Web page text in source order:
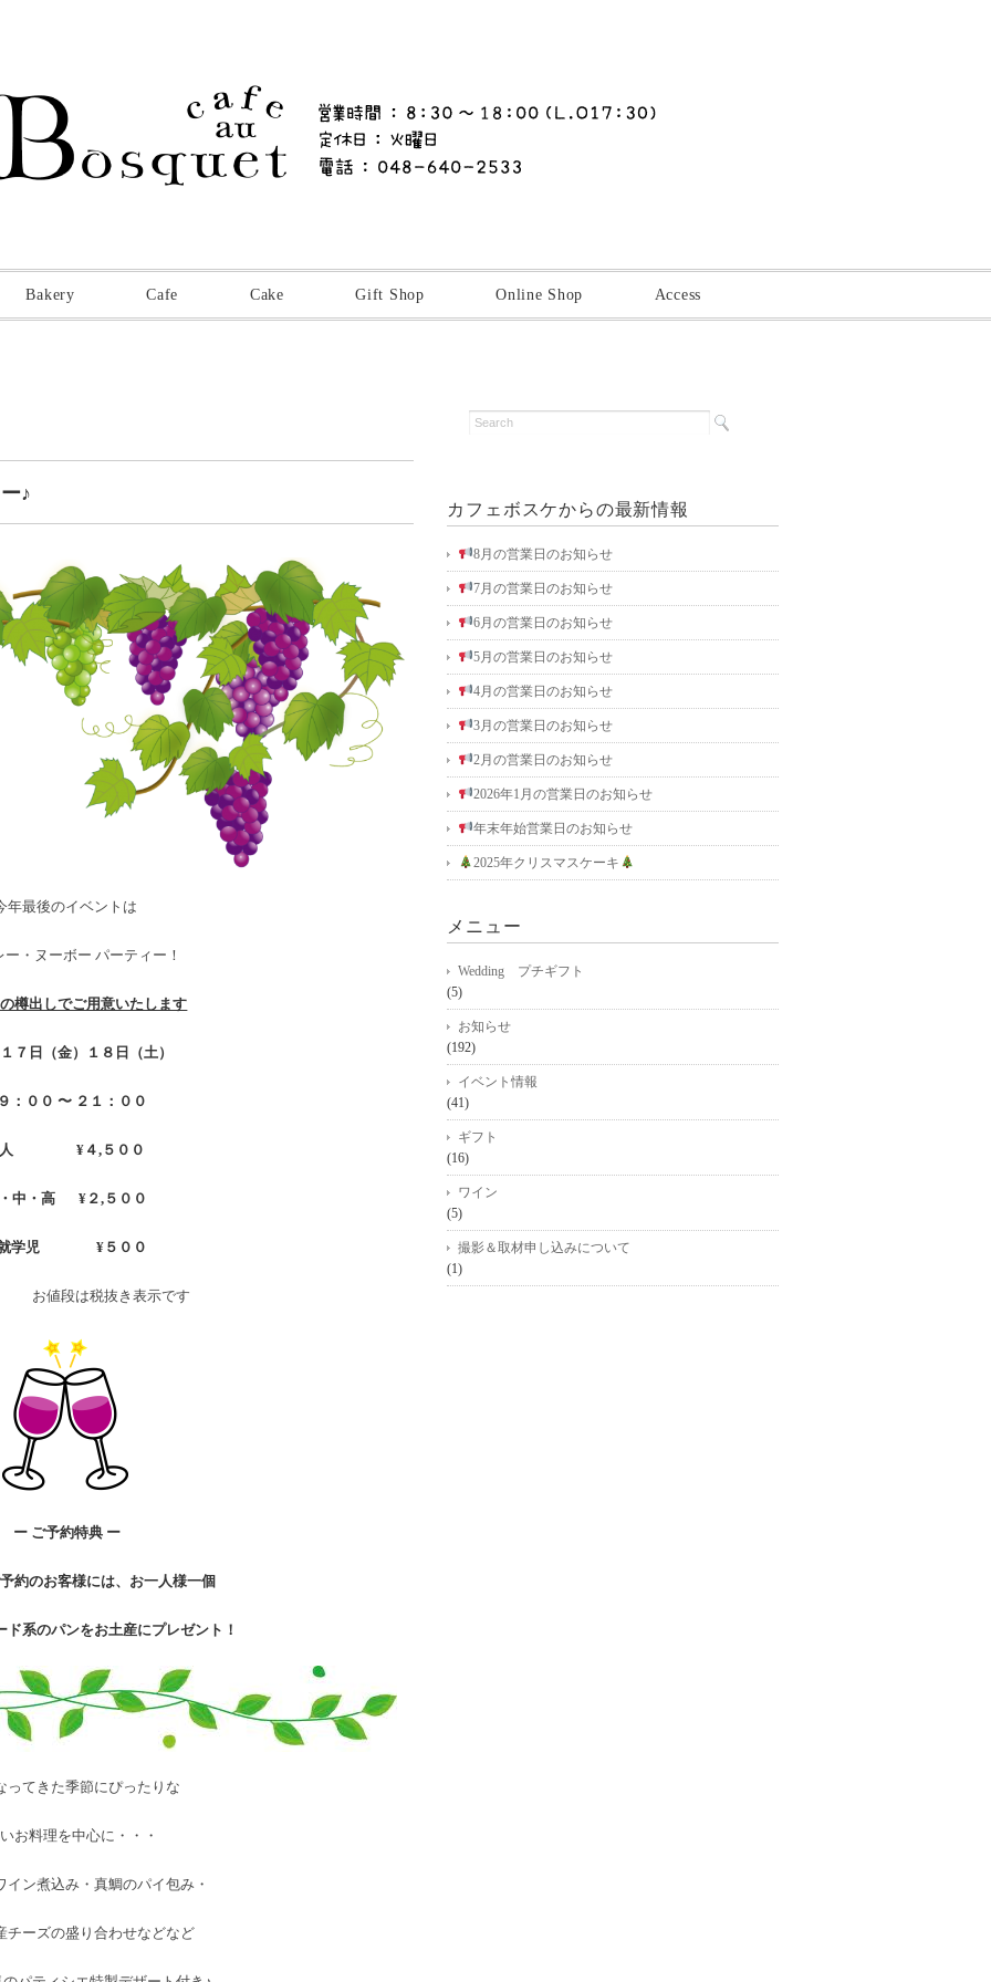
Bakery Cafe Cake Gift Shop Online Shop Access
♪
年最後のイベントは
ー・ヌーボー パーティー！
樽出しでご用意いたします
７日（金）１８日（土）
：００ 〜 ２１：００
人 ¥４,５００
中・高 ¥２,５００
就学児 ¥５００
は税抜き表示です
ー ご予約特典 ー
約のお客様には、お一人様一個
ド系のパンをお土産にプレゼント！
ってきた季節にぴったりな
お料理を中心に・・・
イン煮込み・真鯛のパイ包み・
チーズの盛り合わせなどなど
カフェボスケからの最新情報
8月の営業日のお知らせ
7月の営業日のお知らせ
6月の営業日のお知らせ
5月の営業日のお知らせ
4月の営業日のお知らせ
3月の営業日のお知らせ
2月の営業日のお知らせ
2026年1月の営業日のお知らせ
年末年始営業日のお知らせ
2025年クリスマスケーキ
メニュー
Wedding プチギフト
(5)
お知らせ
(192)
イベント情報
(41)
ギフト
(16)
ワイン
(5)
撮影＆取材申し込みについて
(1)